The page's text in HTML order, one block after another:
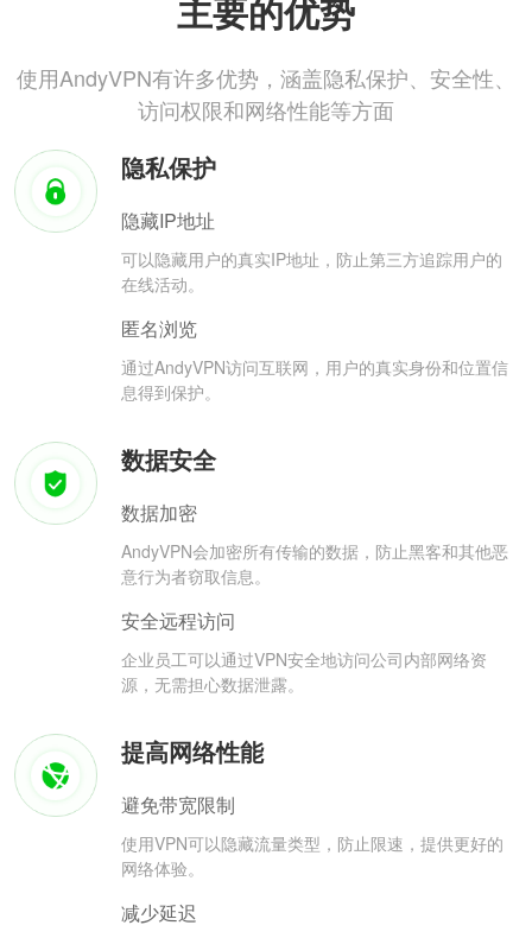
主要的优势
使用AndyVPN有许多优势，涵盖隐私保护、安全性、
访问权限和网络性能等方面
隐私保护
隐藏IP地址
可以隐藏用户的真实IP地址，防止第三方追踪用户的
在线活动。
匿名浏览
通过AndyVPN访问互联网，用户的真实身份和位置信
息得到保护。
数据安全
数据加密
AndyVPN会加密所有传输的数据，防止黑客和其他恶
意行为者窃取信息。
安全远程访问
企业员工可以通过VPN安全地访问公司内部网络资
源，无需担心数据泄露。
提高网络性能
避免带宽限制
使用VPN可以隐藏流量类型，防止限速，提供更好的
网络体验。
减少延迟